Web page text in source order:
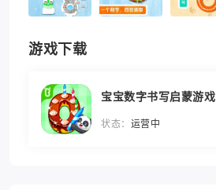
游戏下载
宝宝数字书写启蒙游戏
状态： 运营中